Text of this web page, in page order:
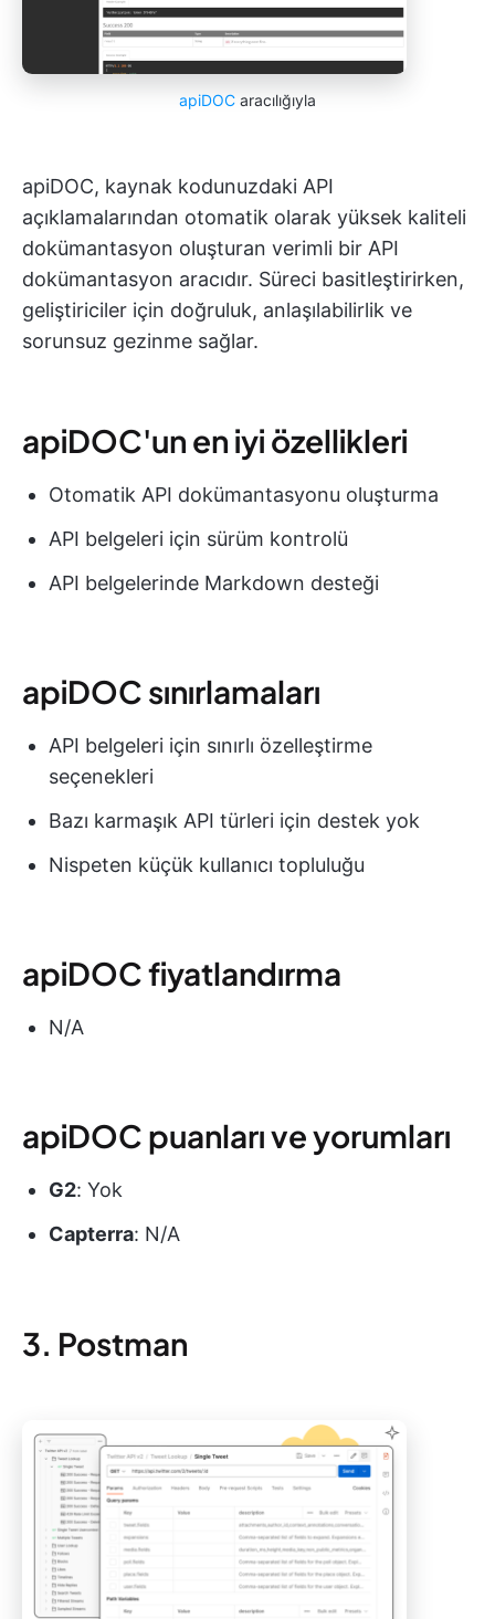
apiDOC aracılığıyla
apiDOC, kaynak kodunuzdaki API
açıklamalarından otomatik olarak yüksek kaliteli
dokümantasyon oluşturan verimli bir API
dokümantasyon aracıdır. Süreci basitleştirirken,
geliştiriciler için doğruluk, anlaşılabilirlik ve
sorunsuz gezinme sağlar.
apiDOC'un en iyi özellikleri
Otomatik API dokümantasyonu oluşturma
API belgeleri için sürüm kontrolü
API belgelerinde Markdown desteği
apiDOC sınırlamaları
API belgeleri için sınırlı özelleştirme
seçenekleri
Bazı karmaşık API türleri için destek yok
Nispeten küçük kullanıcı topluluğu
apiDOC fiyatlandırma
N/A
apiDOC puanları ve yorumları
G2: Yok
Capterra: N/A
3. Postman